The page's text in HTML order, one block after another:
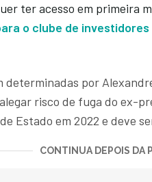
ter acesso em primeira
o clube de
determinadas por
alegar risco de fuga do ex-
Estado em 2022 e deve
CONTINUA DEPOIS DA